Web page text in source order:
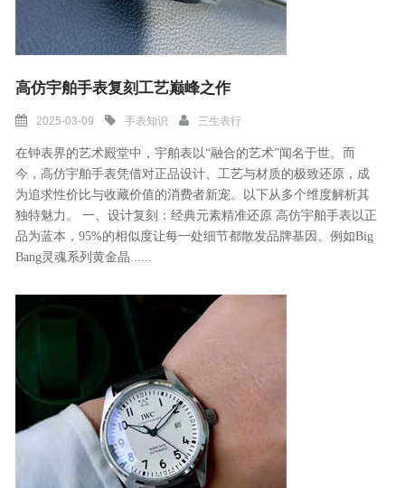
高仿宇舶手表复刻工艺巅峰之作
2025-03-09 手表知识 三生表行
在钟表界的艺术殿堂中，宇舶表以“融合的艺术”闻名于世。而
今，高仿宇舶手表凭借对正品设计、工艺与材质的极致还原，成
为追求性价比与收藏价值的消费者新宠。以下从多个维度解析其
独特魅力。 一、设计复刻：经典元素精准还原 高仿宇舶手表以正
品为蓝本，95%的相似度让每一处细节都散发品牌基因。例如Big
Bang灵魂系列黄金晶......